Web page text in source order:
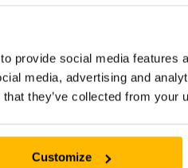
provide social media features
media, advertising and
they’ve collected from your
Customize
uw toestemming.
vanwege uw huidige